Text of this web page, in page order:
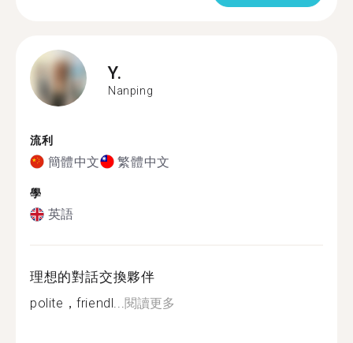
Y.
Nanping
流利
簡體中文 繁體中文
學
英語
理想的對話交換夥伴
polite，friendl...閱讀更多